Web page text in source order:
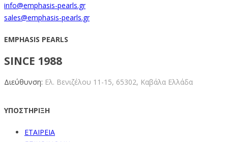
info@emphasis-pearls.gr
sales@emphasis-pearls.gr
EMPHASIS PEARLS
SINCE 1988
Διεύθυνση: Ελ. Βενιζέλου 11-15, 65302, Καβάλα Ελλάδα
ΥΠΟΣΤΗΡΙΞΗ
ΕΤΑΙΡΕΙΑ